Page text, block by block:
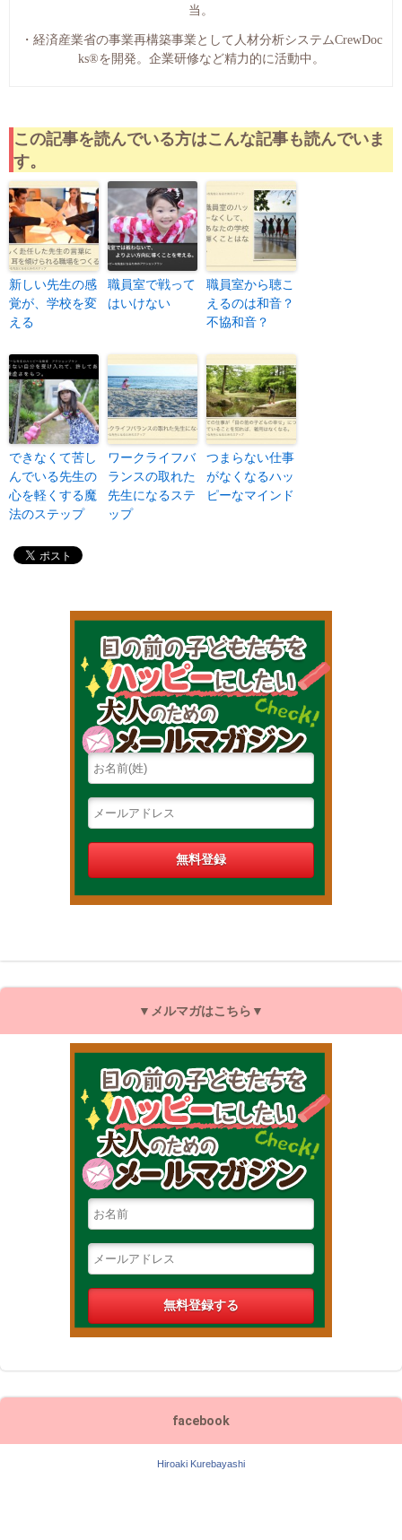
当。
・経済産業省の事業再構築事業として人材分析システムCrewDoc
ks®︎を開発。企業研修など精力的に活動中。
この記事を読んでいる方はこんな記事も読んでいま
す。
新しい先生の感
覚が、学校を変
える
職員室で戦って
はいけない
職員室から聴こ
えるのは和音？
不協和音？
できなくて苦し
んでいる先生の
心を軽くする魔
法のステップ
ワークライフバ
ランスの取れた
先生になるステ
ップ
つまらない仕事
がなくなるハッ
ピーなマインド
▼メルマガはこちら▼
facebook
Hiroaki Kurebayashi